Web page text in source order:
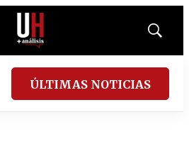
Mostrar
ÚLTIMAS NOTICIAS